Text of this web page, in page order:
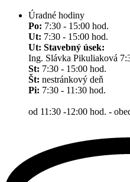
Úradné hodiny
Po: 7:30 - 15:00 hod.
Ut: 7:30 - 15:00 hod.
Ut: Stavebný úsek:
Ing. Slávka Pikuliaková
St: 7:30 - 15:00 hod.
Št: nestránkový deň
Pi: 7:30 - 11:30 hod.
od 11:30 -12:00 hod. -